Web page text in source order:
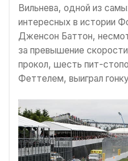
Вильнева, одной из
интересных в истории
Дженсон Баттон,
за превышение
прокол, шесть пит-
Феттелем, выиграл